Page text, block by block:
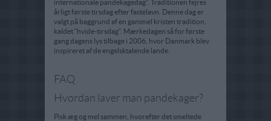
internationale pandekagedag”. Traditionen fejres
årligt første tirsdag efter fastelavn. Denne dag er
valgt på baggrund af en gammel kristen tradition,
kaldet “hvide-tirsdag”. Mærkedagen så for første
gang dagens lys tilbage i 2006, hvor Danmark blev
inspireret af de engelsktalende lande.
FAQ
Hvordan laver man pandekager?
Pisk æg og mel sammen, hvorefter det smeltede